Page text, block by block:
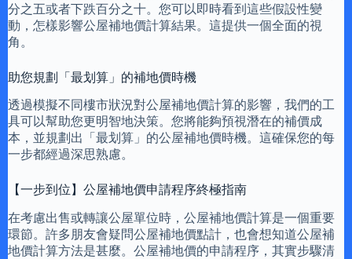
分之五或者下跌百分之十。您可以即時看到這些假設性變
動，怎樣影響公屋補地價計算結果。這提供一個全面的視
角。
助您規劃「最划算」的補地價時機
透過模擬不同樓市狀況對公屋補地價計算的影響，我們的工
具可以幫助您更明智地決策。您將能夠預視潛在的補價成
本，並規劃出「最划算」的公屋補地價時機。這確保您的每
一步都經過深思熟慮。
【一步到位】公屋補地價申請程序終極指南
在考慮出售或轉讓公屋單位時，公屋補地價計算是一個重要
環節。許多朋友會疑問公屋補地價點計，也會想知道公屋補
地價計算方法是甚麼。公屋補地價的申請程序，其實步驟清